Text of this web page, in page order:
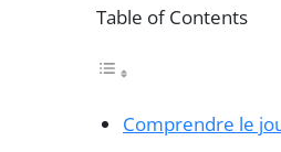
Table of Contents
Comprendre le